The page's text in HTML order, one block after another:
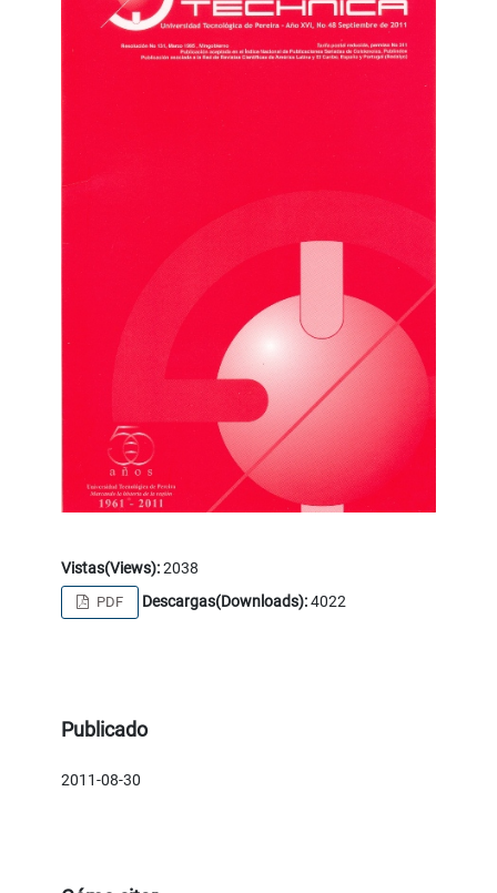
Vistas(Views):2038
PDF Descargas(Downloads):4022
Publicado
2011-08-30